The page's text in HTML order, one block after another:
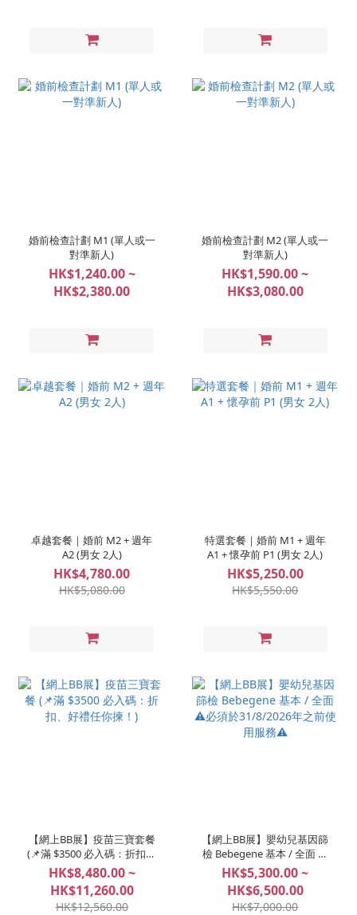
婚前檢查計劃 M1 (單人或一
對準新人)
HK$1,240.00 ~
HK$2,380.00
婚前檢查計劃 M2 (單人或一
對準新人)
HK$1,590.00 ~
HK$3,080.00
卓越套餐｜婚前 M2 + 週年
A2 (男女 2人)
HK$4,780.00
HK$5,080.00
特選套餐｜婚前 M1 + 週年
A1 + 懷孕前 P1 (男女 2人)
HK$5,250.00
HK$5,550.00
【網上BB展】疫苗三寶套餐
(📌滿 $3500 必入碼：折扣、
好禮任你揀！)
HK$8,480.00 ~
HK$11,260.00
HK$12,560.00
【網上BB展】嬰幼兒基因篩
檢 Bebegene 基本 / 全面 ⚠️
必須於31/8/2026年之前使用
服務⚠️
HK$5,300.00 ~
HK$6,500.00
HK$7,000.00